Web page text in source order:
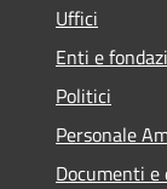
Uffici
Enti e
Politici
Personale
Documenti e